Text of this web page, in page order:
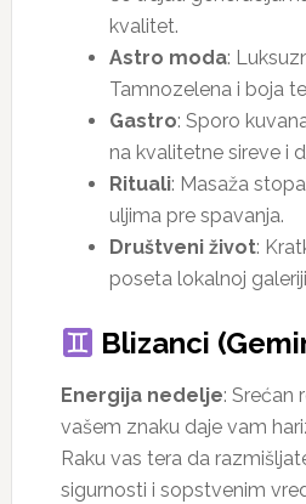
kvalitet.
Astro moda:
Tamnozelena i boja
Gastro: Sporo
na kvalitetne sireve i
Rituali: Masaža
uljima pre spavanja.
Društveni život:
poseta lokalnoj
Blizanci
Energija nedelje: Srećan
vašem znaku daje vam
Raku vas tera da
sigurnosti i sopstvenim